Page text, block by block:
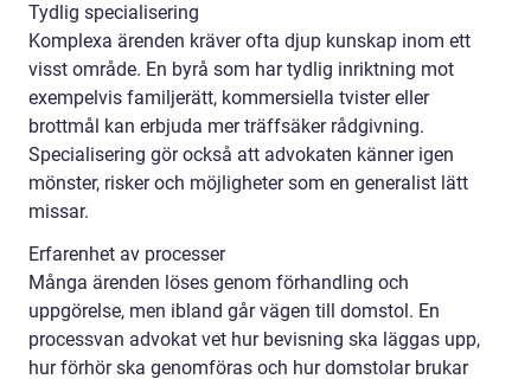
Tydlig specialisering
Komplexa ärenden kräver ofta djup kunskap inom ett
visst område. En byrå som har tydlig inriktning mot
exempelvis familjerätt, kommersiella tvister eller
brottmål kan erbjuda mer träffsäker rådgivning.
Specialisering gör också att advokaten känner igen
mönster, risker och möjligheter som en generalist lätt
missar.
Erfarenhet av processer
Många ärenden löses genom förhandling och
uppgörelse, men ibland går vägen till domstol. En
processvan advokat vet hur bevisning ska läggas upp,
hur förhör ska genomföras och hur domstolar brukar